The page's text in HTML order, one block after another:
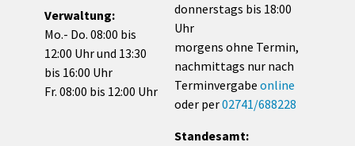
Verwaltung:
Mo.- Do. 08:00 bis
12:00 Uhr und 13:30
bis 16:00 Uhr
Fr. 08:00 bis 12:00 Uhr
donnerstags bis 18:00
Uhr
morgens ohne Termin,
nachmittags nur nach
Terminvergabe online
oder per02741/688228
Standesamt: